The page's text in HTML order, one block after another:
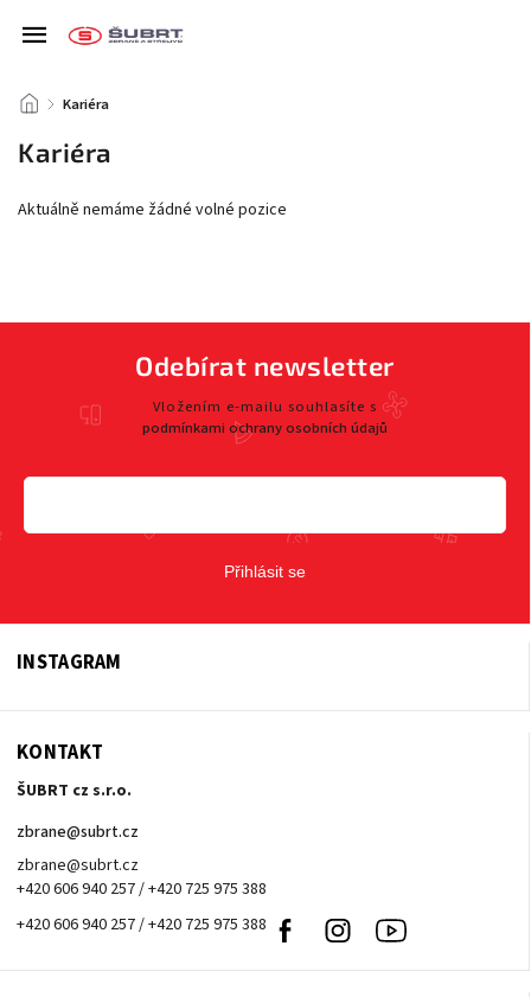
/ Kariéra
Kariéra
Aktuálně nemáme žádné volné pozice
Odebírat newsletter
Vložením e-mailu souhlasíte s
podmínkami ochrany osobních údajů
Přihlásit se
INSTAGRAM
KONTAKT
ŠUBRT cz s.r.o.
zbrane@subrt.cz
zbrane@subrt.cz
+420 606 940 257 / +420 725 975 388
+420 606 940 257 / +420 725 975 388
Facebook Instagram